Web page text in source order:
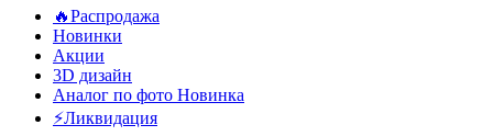
🔥Распродажа
Новинки
Акции
3D дизайн
Аналог по фото Новинка
⚡Ликвидация